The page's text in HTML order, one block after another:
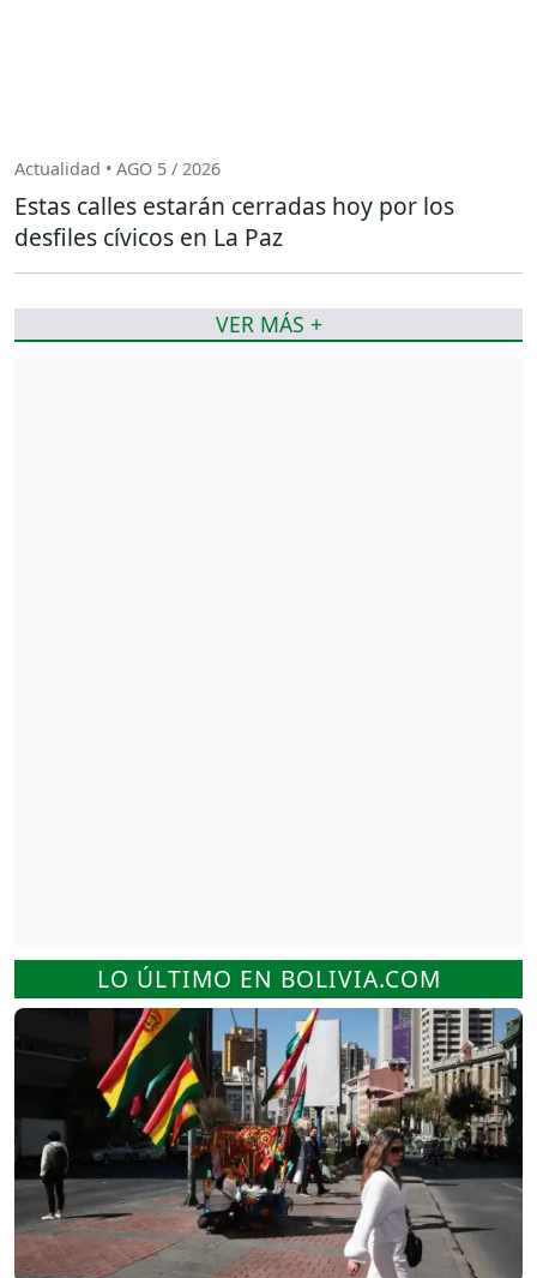
LO ÚLTIMO EN BOLIVIA.COM
Actualidad • AGO 5 / 2026
Estas calles estarán cerradas hoy por los
desfiles cívicos en La Paz
VER MÁS +